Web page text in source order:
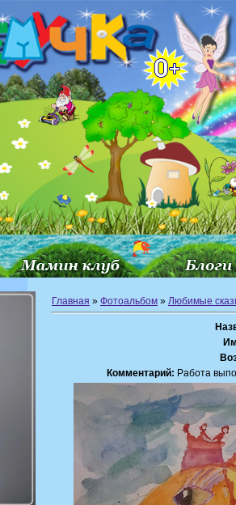
Главная » Фотоальбом » Любимые
Комментарий: Работа